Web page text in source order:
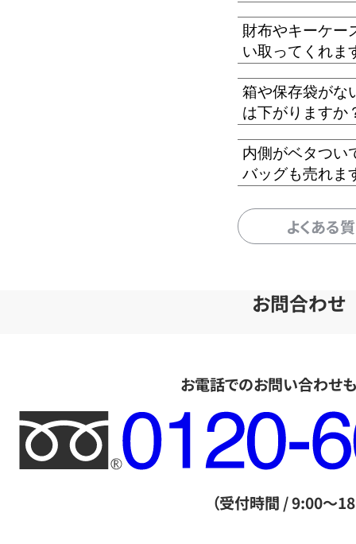
財布やキーケー
い取ってくれま
箱や保存袋がな
は下がりますか
内側がベタつい
バッグも売れま
よくある
お問合わせ
お電話でのお問い合わせ
フ
リ
ー
（受付時間 / 9:00～